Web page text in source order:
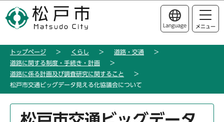
の
ー
頭
このページの本文へ移動
Language メニュー
トップページ くらし
道路・交通
道路に関する制度・手続き・計画
道路に係る計画及び調査研究に関すること
松戸市交通ビッグデータ見える化協議会について